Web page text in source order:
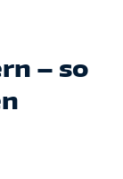
– so